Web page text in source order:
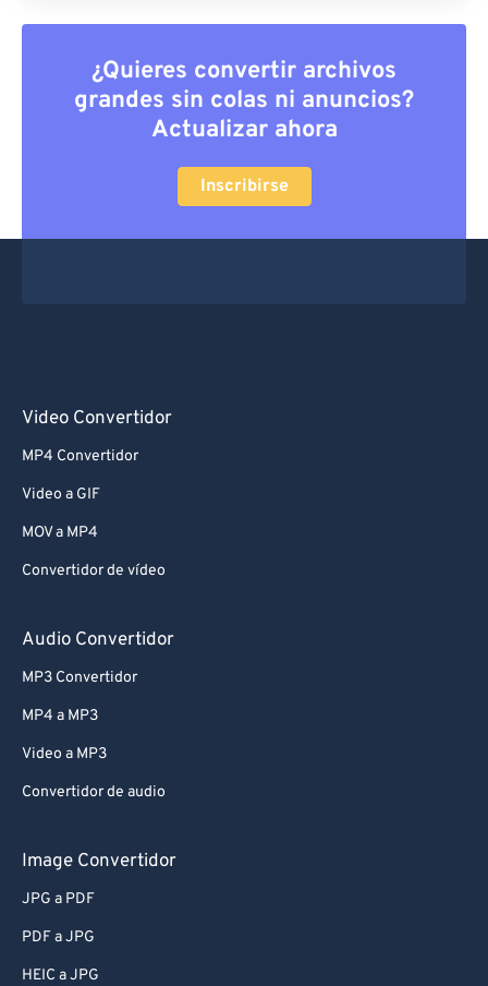
¿Quieres convertir archivos
grandes sin colas ni anuncios?
Actualizar ahora
Inscribirse
Video Convertidor
MP4 Convertidor
Video a GIF
MOV a MP4
Convertidor de vídeo
Audio Convertidor
MP3 Convertidor
MP4 a MP3
Video a MP3
Convertidor de audio
Image Convertidor
JPG a PDF
PDF a JPG
HEIC a JPG